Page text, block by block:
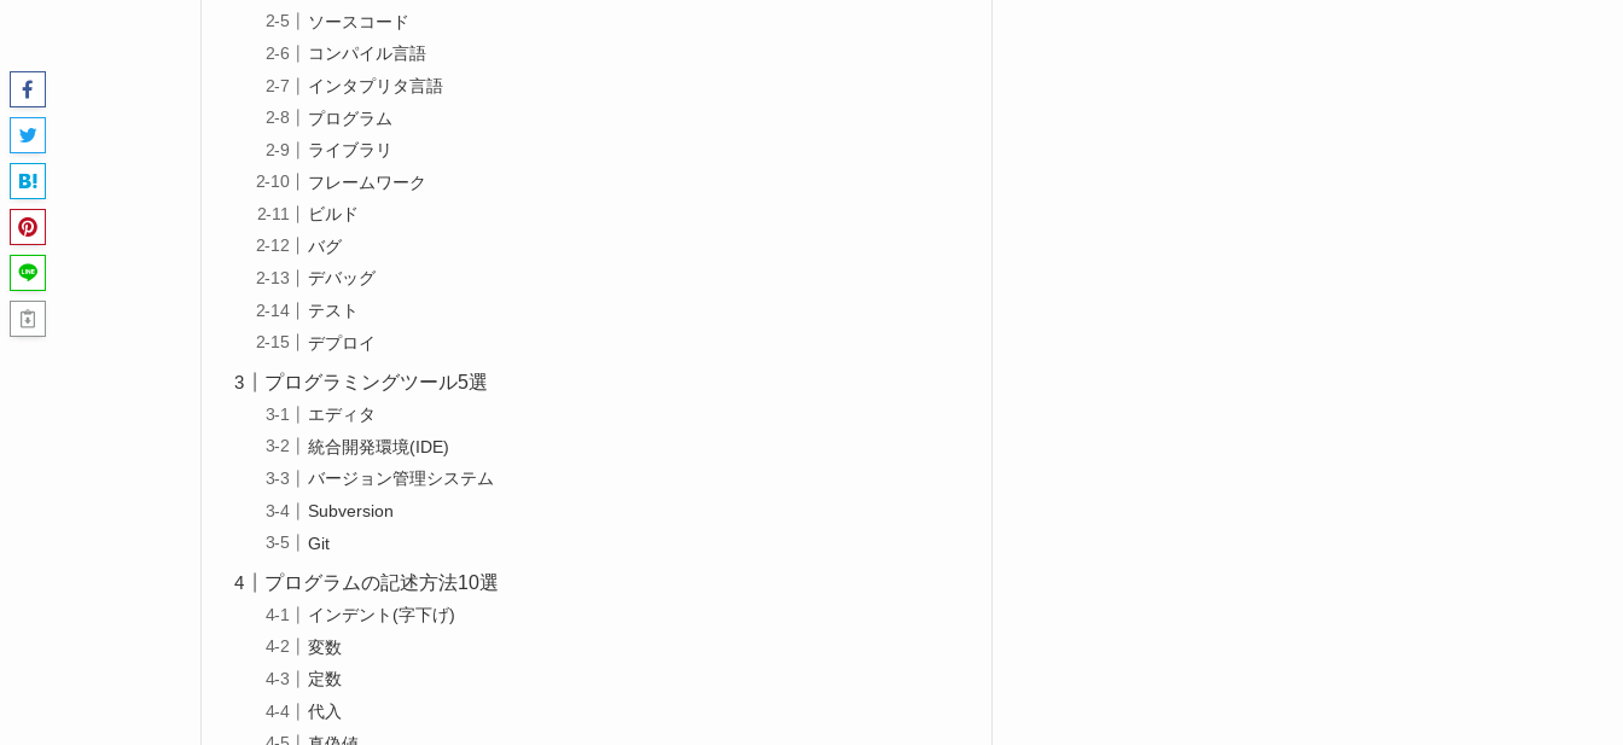
ソースコード
コンパイル言語
インタプリタ言語
プログラム
ライブラリ
フレームワーク
ビルド
バグ
デバッグ
テスト
デプロイ
プログラミングツール5選
エディタ
統合開発環境(IDE)
バージョン管理システム
Subversion
Git
プログラムの記述方法10選
インデント(字下げ)
変数
定数
代入